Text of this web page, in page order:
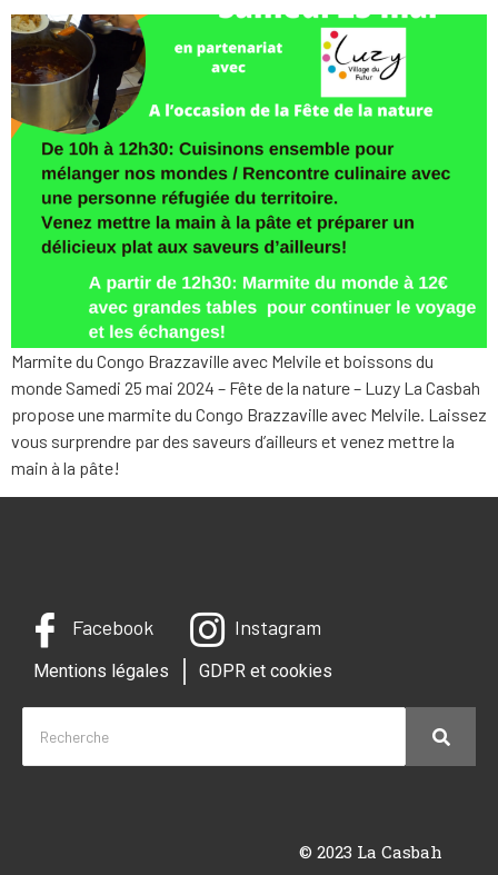
Marmite du Congo Brazzaville avec Melvile et boissons du
monde Samedi 25 mai 2024 – Fête de la nature – Luzy La Casbah
propose une marmite du Congo Brazzaville avec Melvile. Laissez
vous surprendre par des saveurs d’ailleurs et venez mettre la
main à la pâte!
Facebook Instagram
Mentions légales GDPR et cookies
© 2023 La Casbah